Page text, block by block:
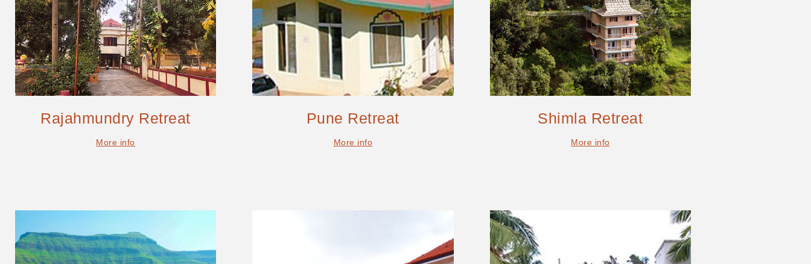
Rajahmundry Retreat
More info
Pune Retreat
More info
Shimla Retreat
More info